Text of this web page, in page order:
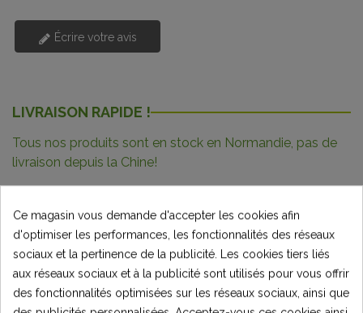
Écrire votre avis
LIVRAISON RAPIDE !
Tous nos produits sont en stock en Normandie, pas de
livraison depuis la Chine!
Description
Détails du produit
Ce magasin vous demande d'accepter les cookies afin
d'optimiser les performances, les fonctionnalités des réseaux
sociaux et la pertinence de la publicité. Les cookies tiers liés
aux réseaux sociaux et à la publicité sont utilisés pour vous offrir
des fonctionnalités optimisées sur les réseaux sociaux, ainsi que